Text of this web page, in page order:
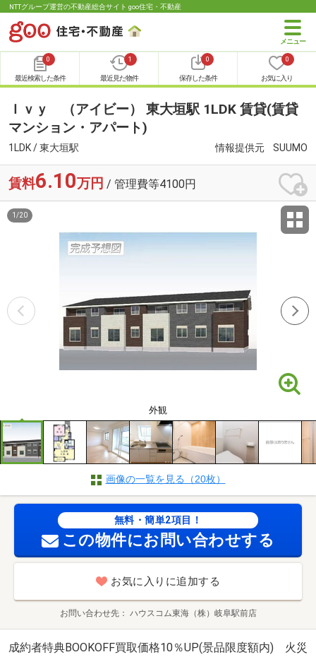
NTTグループ運営の不動産総合サイト goo住宅・不動産
0
最近検索した条件
1
最近見た物件
0
保存した条件
0
お気に入り
Ｉｖｙ （アイビー） 東大垣駅 1LDK 賃貸(賃貸
マンション・アパート)
1LDK / 東大垣駅 情報提供元 SUUMO
賃料6.10万円 / 管理費等4100円
外観
1 /20
画像の一覧を見る（20枚）
無料・簡単2項目！
この物件にお問い合わせする
お気に入りに追加する
お問い合わせ先 ハウスコム東海（株）岐阜駅前店
成約者特典BOOKOFF買取価格10％UP(景品限度額内) 火災